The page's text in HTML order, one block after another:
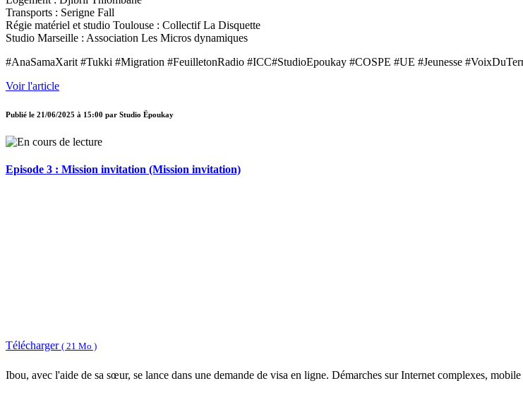
Transports : Serigne Fall
Régie matériel et studio Toulouse : Collectif La Disquette
Studio Marseille : Association Les Micros dynamiques
#AnaSamaXarit #Tukki #Migration #FeuilletonRadio #ICC#StudioEpoukay #COSPE #UE #Jeunesse
Voir l'article
Publié le 21/06/2025 à 15:00 par Studio Ëpoukay
Episode 3 : Mission invitation (Mission invitation)
Télécharger ( 21 Mo )
Ibou, avec l'aide de sa sœur, se lance dans une demande de visa en ligne. Démarches sur Internet complexes,